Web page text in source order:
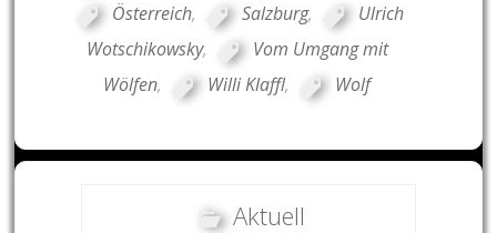
Österreich, Salzburg,
Ulrich
Wotschikowsky,
Vom Umgang mit
Wölfen, Willi Klaffl, Wolf
Aktuell